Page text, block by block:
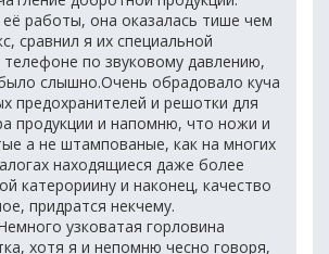
её работы, она оказалась тише чем
сравнил я их специальной
по звуковому давлению,
слышно.Очень обрадовало куча
предохранителей и решотки для
продукции и напомню, что ножи и
а не штампованые, как на многих
находящиеся даже более
катерориину и наконец, качество
придратся некчему.
узковатая горловина
хотя я и непомню чесно говоря,